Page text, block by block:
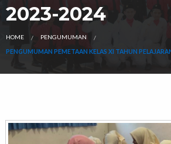
2023-2024
HOME PENGUMUMAN
PENGUMUMAN PEMETAAN KELAS XI TAHUN